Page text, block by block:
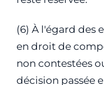
(6) À l'égard des
en droit de
non contestées
décision passée